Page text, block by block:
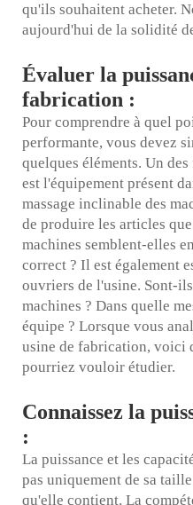
qu'ils souhaitent acheter.
aujourd'hui de la solidité
Évaluer la
fabrication :
Pour comprendre à quel
performante, vous devez
quelques éléments. Un
est l'équipement présent
massage inclinable des
de produire les articles
machines semblent-elles
correct ? Il est également
ouvriers de l'usine. Sont-
machines ? Dans quelle
équipe ? Lorsque vous
usine de fabrication, voici
pourriez vouloir étudier.
Connaissez la
:
La puissance et les
pas uniquement de sa
qu'elle contient. La